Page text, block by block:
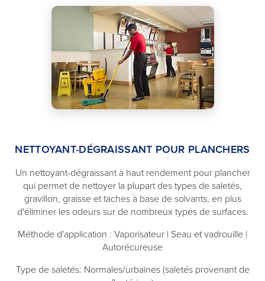
NETTOYANT-DÉGRAISSANT POUR PLANCHERS
Un nettoyant-dégraissant à haut rendement pour plancher
qui permet de nettoyer la plupart des types de saletés,
gravillon, graisse et taches à base de solvants, en plus
d'éliminer les odeurs sur de nombreux types de surfaces.
Méthode d'application : Vaporisateur | Seau et vadrouille |
Autorécureuse
Type de saletés: Normales/urbaines (saletés provenant de